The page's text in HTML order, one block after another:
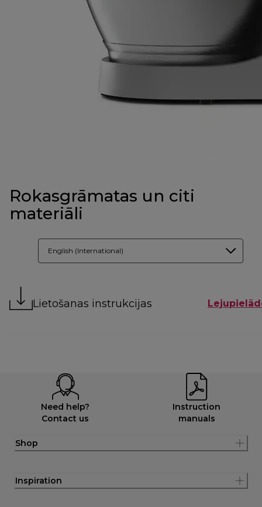
Rokasgrāmatas un citi
materiāli
English (International)
Lietošanas instrukcijas
Need help?
Contact us
Instruction
manuals
Shop
Inspiration